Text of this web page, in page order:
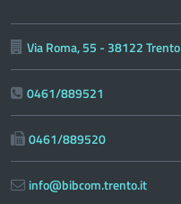
Via Roma, 55 - 38122 Trento
0461/889521
0461/889520
info@bibcom.trento.it